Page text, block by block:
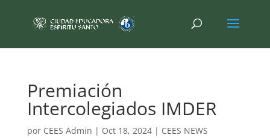
Premiación
Intercolegiados IMDER
por CEES Admin | Oct 18, 2024| CEES NEWS